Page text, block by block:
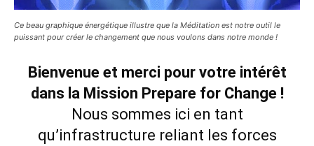
Ce beau graphique énergétique illustre que la Méditation est notre outil le
puissant pour créer le changement que nous voulons dans notre monde !
Bienvenue et merci pour votre intérêt
dans la Mission Prepare for Change !
Nous sommes ici en tant
qu’infrastructure reliant les forces